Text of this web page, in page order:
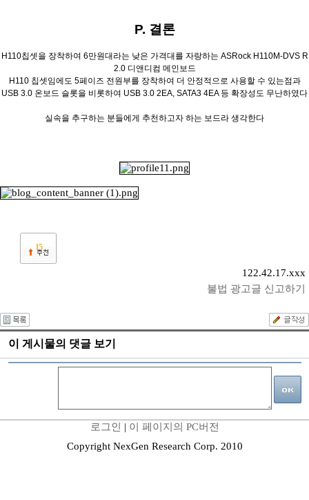
P. 결론
H110칩셋을 장착하여 6만원대라는 낮은 가격대를 자랑하는 ASRock H110M-DVS R
2.0 디앤디컴 메인보드
H110 칩셋임에도 5페이즈 전원부를 장착하여 더 안정적으로 사용할 수 있는점과
USB 3.0 온보드 슬롯을 비롯하여 USB 3.0 2EA, SATA3 4EA 등 확장성도 무난하였다
실속을 추구하는 분들에게 추천하고자 하는 보드라 생각한다
15
122.42.17.xxx
불법 광고글 신고하기
이 게시물의 댓글 보기
로그인 | 이 페이지의 PC버전
Copyright NexGen Research Corp. 2010